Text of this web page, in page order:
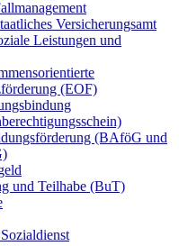
Versicherungsamt
Leistungen und
(EOF)
(BAföG und
und Teilhabe (BuT)